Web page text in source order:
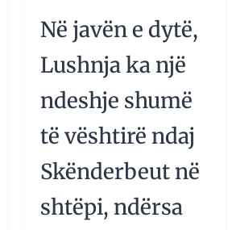
Në javën e dytë,
Lushnja ka një
ndeshje shumë
të vështirë ndaj
Skënderbeut në
shtëpi, ndërsa